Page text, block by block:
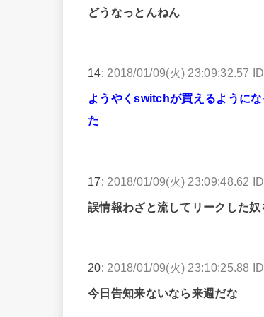
どうなっとんねん
14: 2018/01/09(火) 23:09:32.57
ようやくswitchが買えるように
た
17: 2018/01/09(火) 23:09:48.62
誤情報わざと流してリークした
20: 2018/01/09(火) 23:10:25.88
今日告知来ないなら来週だな